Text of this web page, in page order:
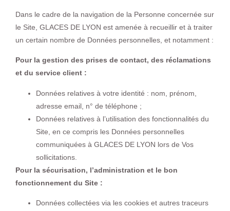
Dans le cadre de la navigation de la Personne concernée sur
le Site, GLACES DE LYON est amenée à recueillir et à traiter
un certain nombre de Données personnelles, et notamment :
Pour la gestion des prises de contact, des réclamations
et du service client :
Données relatives à votre identité : nom, prénom,
adresse email, n° de téléphone ;
Données relatives à l’utilisation des fonctionnalités du
Site, en ce compris les Données personnelles
communiquées à GLACES DE LYON lors de Vos
sollicitations.
Pour la sécurisation, l’administration et le bon
fonctionnement du Site :
Données collectées via les cookies et autres traceurs